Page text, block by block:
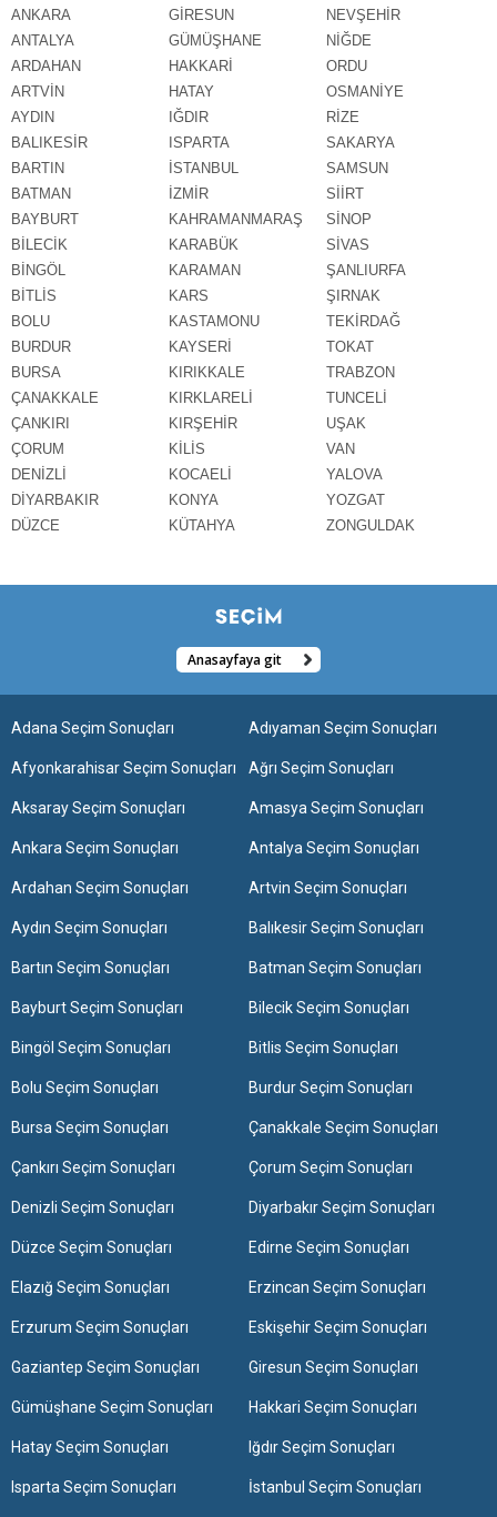
ANKARA
ANTALYA
ARDAHAN
ARTVİN
AYDIN
BALIKESİR
BARTIN
BATMAN
BAYBURT
BİLECİK
BİNGÖL
BİTLİS
BOLU
BURDUR
BURSA
ÇANAKKALE
ÇANKIRI
ÇORUM
DENİZLİ
DİYARBAKIR
DÜZCE
GİRESUN
GÜMÜŞHANE
HAKKARİ
HATAY
IĞDIR
ISPARTA
İSTANBUL
İZMİR
KAHRAMANMARAŞ
KARABÜK
KARAMAN
KARS
KASTAMONU
KAYSERİ
KIRIKKALE
KIRKLARELİ
KIRŞEHİR
KİLİS
KOCAELİ
KONYA
KÜTAHYA
NEVŞEHİR
NİĞDE
ORDU
OSMANİYE
RİZE
SAKARYA
SAMSUN
SİİRT
SİNOP
SİVAS
ŞANLIURFA
ŞIRNAK
TEKİRDAĞ
TOKAT
TRABZON
TUNCELİ
UŞAK
VAN
YALOVA
YOZGAT
ZONGULDAK
Anasayfaya git
Adana Seçim Sonuçları Adıyaman Seçim Sonuçları
Afyonkarahisar Seçim Sonuçları Ağrı Seçim Sonuçları
Aksaray Seçim Sonuçları Amasya Seçim Sonuçları
Ankara Seçim Sonuçları Antalya Seçim Sonuçları
Ardahan Seçim Sonuçları Artvin Seçim Sonuçları
Aydın Seçim Sonuçları Balıkesir Seçim Sonuçları
Bartın Seçim Sonuçları Batman Seçim Sonuçları
Bayburt Seçim Sonuçları Bilecik Seçim Sonuçları
Bingöl Seçim Sonuçları Bitlis Seçim Sonuçları
Bolu Seçim Sonuçları Burdur Seçim Sonuçları
Bursa Seçim Sonuçları Çanakkale Seçim Sonuçları
Çankırı Seçim Sonuçları Çorum Seçim Sonuçları
Denizli Seçim Sonuçları Diyarbakır Seçim Sonuçları
Düzce Seçim Sonuçları Edirne Seçim Sonuçları
Elazığ Seçim Sonuçları Erzincan Seçim Sonuçları
Erzurum Seçim Sonuçları Eskişehir Seçim Sonuçları
Gaziantep Seçim Sonuçları Giresun Seçim Sonuçları
Gümüşhane Seçim Sonuçları Hakkari Seçim Sonuçları
Hatay Seçim Sonuçları Iğdır Seçim Sonuçları
Isparta Seçim Sonuçları İstanbul Seçim Sonuçları